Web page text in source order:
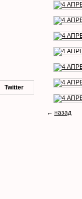
Twitter
← назад